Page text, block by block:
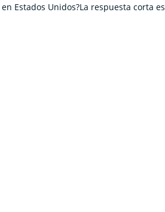
Estados Unidos?La respuesta corta es